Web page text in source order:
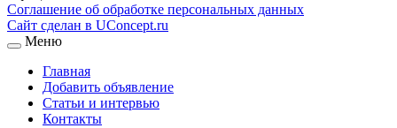
Соглашение об обработке персональных данных
Сайт сделан в UConcept.ru
Меню
Главная
Добавить объявление
Статьи и интервью
Контакты